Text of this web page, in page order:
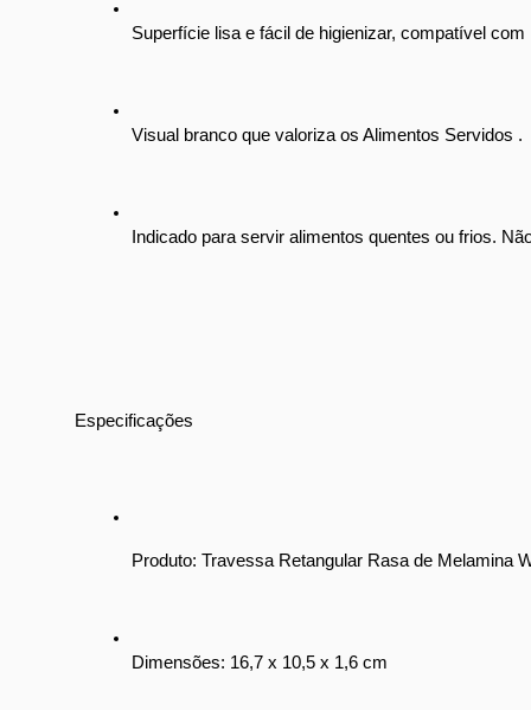
Superfície lisa e fácil de higienizar, compatível
Visual branco que valoriza os Alimentos Servidos .
Indicado para servir alimentos quentes ou frios.
Especificações
Produto: Travessa Retangular Rasa de Melamina
Dimensões: 16,7 x 10,5 x 1,6 cm